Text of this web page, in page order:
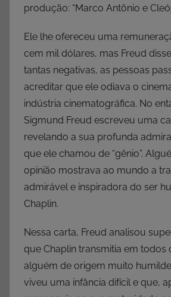
produção: “Marco Antônio e
Ele lhe ofereceu uma
cem mil dólares, mas Freud disse
tantas negativas, as pessoas
acreditar que ele odiava o
indústria cinematográfica. No
Sigmund Freud escreveu uma
revelando a sua profunda
que ele chamou de “gênio”.
opinião mostrava ao mundo a
admirável e inspiradora do ser
Chaplin.
Nessa carta, Freud analisou
que Chaplin transmitia em todos
alguém de origem muito
viveu uma infância difícil e que,